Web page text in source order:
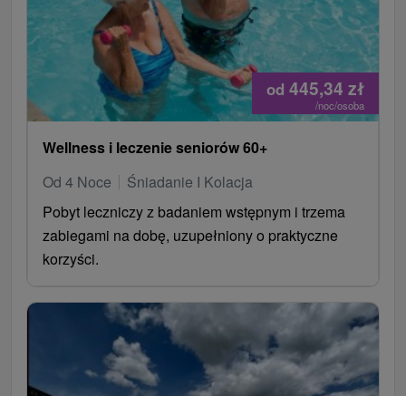
od 445,34 zł
/noc/osoba
Wellness i leczenie seniorów 60+
Od 4 Noce
Śniadanie I Kolacja
Pobyt leczniczy z badaniem wstępnym i trzema
zabiegami na dobę, uzupełniony o praktyczne
korzyści.